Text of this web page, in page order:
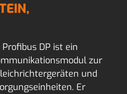
DP ist ein
zur
und
Er